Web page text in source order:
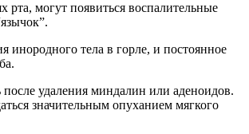
могут появиться воспалительные
инородного тела в горле, и постоянное
удаления миндалин или аденоидов.
значительным опуханием мягкого